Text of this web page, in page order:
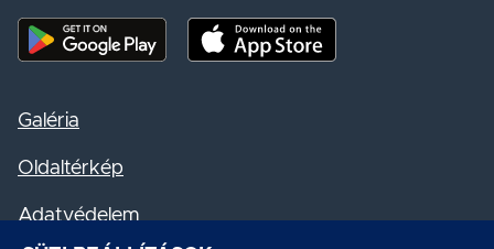
Mobil alkalmazás letöltése - Google Play
Mobil alkalmazás letöltése - App
Galéria
Oldaltérkép
Adatvédelem